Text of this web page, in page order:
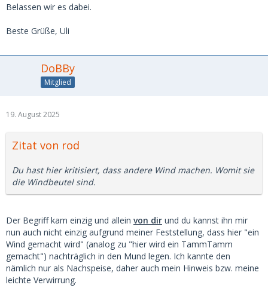
Belassen wir es dabei.
Beste Grüße, Uli
DoBBy
Mitglied
19. August 2025
Zitat von rod
Du hast hier kritisiert, dass andere Wind machen. Womit sie
die Windbeutel sind.
Der Begriff kam einzig und allein von dir und du kannst ihn mir
nun auch nicht einzig aufgrund meiner Feststellung, dass hier "ein
Wind gemacht wird" (analog zu "hier wird ein TammTamm
gemacht") nachträglich in den Mund legen. Ich kannte den
nämlich nur als Nachspeise, daher auch mein Hinweis bzw. meine
leichte Verwirrung.